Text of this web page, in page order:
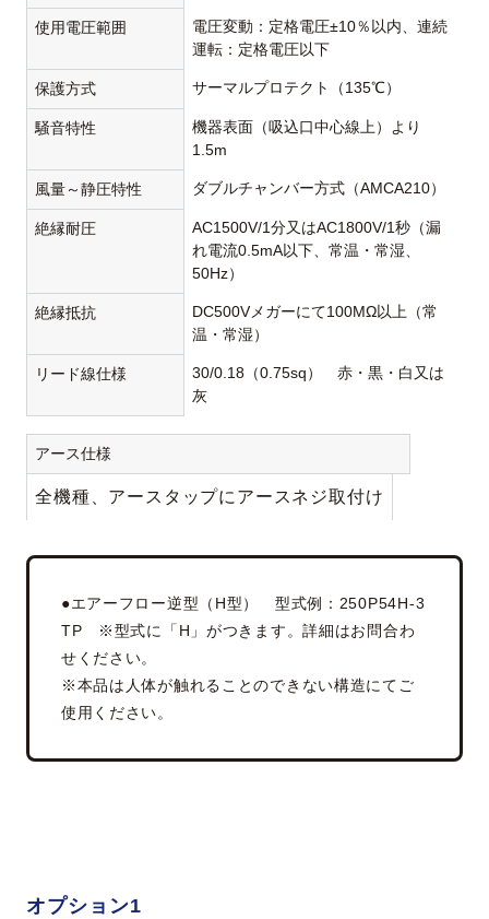
使用電圧範囲
電圧変動：定格電圧±10％以内、連続
運転：定格電圧以下
保護方式 サーマルプロテクト（135℃）
騒音特性
機器表面（吸込口中心線上）より
1.5m
風量～静圧特性 ダブルチャンバー方式（AMCA210）
絶縁耐圧
AC1500V/1分又はAC1800V/1秒（漏
れ電流0.5mA以下、常温・常湿、
50Hz）
絶縁抵抗
DC500Vメガーにて100MΩ以上（常
温・常湿）
リード線仕様
30/0.18（0.75sq） 赤・黒・白又は
灰
アース仕様
全機種、アースタップにアースネジ取付け
●エアーフロー逆型（H型） 型式例：250P54H-3
TP ※型式に「H」がつきます。詳細はお問合わ
せください。
※本品は人体が触れることのできない構造にてご
使用ください。
オプション1